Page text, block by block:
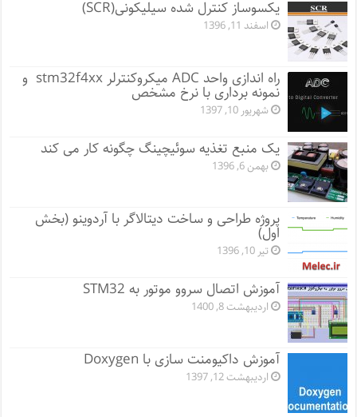
یکسوساز کنترل شده سیلیکونی(SCR)
اسفند 11, 1396
راه اندازی واحد ADC میکروکنترلر stm32f4xx و
نمونه برداری با نرخ مشخص
شهریور 10, 1397
یک منبع تغذیه سوئیچینگ چگونه کار می کند
بهمن 6, 1396
پروژه طراحی و ساخت دیتالاگر با آردوینو (بخش
اول)
تیر 10, 1396
آموزش اتصال سروو موتور به STM32
اردیبهشت 8, 1400
آموزش داکیومنت سازی با Doxygen
اردیبهشت 12, 1397